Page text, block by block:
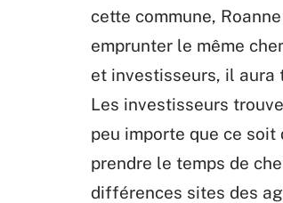
cette commune,
emprunter le même
et investisseurs, il aura
Les investisseurs
peu importe que ce
prendre le temps de
différences sites des